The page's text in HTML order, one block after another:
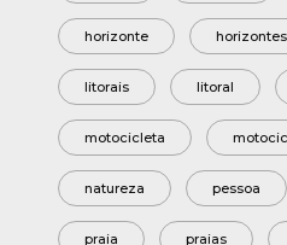
horizonte horizontes
litorais litoral
motocicleta
natureza pessoa
praia praias